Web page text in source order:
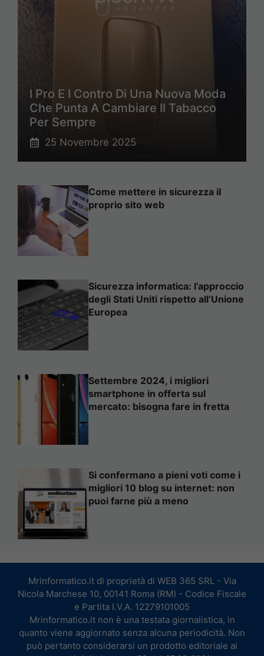
I Pro E I Contro Di Una Nuova Moda
Che Punta A Cambiare Il Tabacco
Per Sempre
25 Novembre 2025
Come mettere in sicurezza il
proprio sito web
Sicurezza informatica: l’approccio
degli Stati Uniti rispetto all’Unione
Europea
Settembre 2024, i migliori
smartphone in offerta sul
mercato: bisogna fare in fretta
Si confermano a pieni voti come i
migliori 10 blog su internet: non
puoi farne più a meno
Mrinformatico.it di proprietà di WEB 365 SRL - Via
Nicola Marchese 10, 00141 Roma (RM) - Codice Fiscale
e Partita I.V.A. 12279101005
Mrinformatico.it non è una testata giornalistica, in
quanto viene aggiornato senza alcuna periodicità. Non
può pertanto considerarsi un prodotto editoriale ai